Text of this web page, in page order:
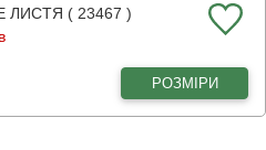
( 23467 )
РОЗМІРИ